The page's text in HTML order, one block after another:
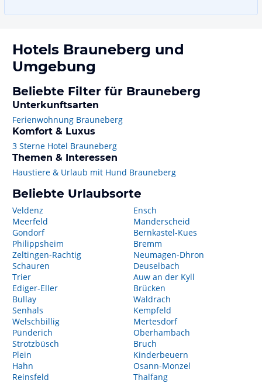
Hotels Brauneberg und
Umgebung
Beliebte Filter für Brauneberg
Unterkunftsarten
Ferienwohnung Brauneberg
Komfort & Luxus
3 Sterne Hotel Brauneberg
Themen & Interessen
Haustiere & Urlaub mit Hund Brauneberg
Beliebte Urlaubsorte
Veldenz
Meerfeld
Gondorf
Philippsheim
Zeltingen-Rachtig
Schauren
Trier
Ediger-Eller
Bullay
Senhals
Welschbillig
Pünderich
Strotzbüsch
Plein
Hahn
Reinsfeld
Ensch
Manderscheid
Bernkastel-Kues
Bremm
Neumagen-Dhron
Deuselbach
Auw an der Kyll
Brücken
Waldrach
Kempfeld
Mertesdorf
Oberhambach
Bruch
Kinderbeuern
Osann-Monzel
Thalfang